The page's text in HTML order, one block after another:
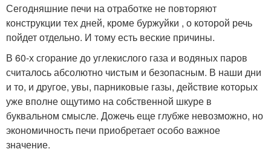
Сегодняшние печи на отработке не повторяют
конструкции тех дней, кроме буржуйки , о которой речь
пойдет отдельно. И тому есть веские причины.
В 60-х сгорание до углекислого газа и водяных паров
считалось абсолютно чистым и безопасным. В наши дни
и то, и другое, увы, парниковые газы, действие которых
уже вполне ощутимо на собственной шкуре в
буквальном смысле. Дожечь еще глубже невозможно, но
экономичность печи приобретает особо важное
значение.